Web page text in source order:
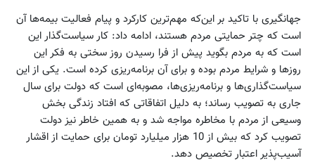
جهانگیری با تاکید بر این‌که مهم‌ترین کارکرد و پیام فعالیت بیمه‌ها آن
است که چتر حمایتی مردم هستند، ادامه داد: کار سیاست‌گذار این
است که به مردم بگوید پیش از فرا رسیدن روز سختی به فکر این
روزها و شرایط مردم بوده و برای آن برنامه‌ریزی کرده است. یکی از این
سیاست‌گذاری‌ها و برنامه‌ریزی‌ها، مصوبه‌ای است که دولت برای سال
جاری به تصویب رساند؛ به دلیل اتفاقاتی که افتاد زندگی بخش
وسیعی از مردم با مخاطره مواجه شد و به همین خاطر نیز دولت
تصویب کرد که بیش از 10 هزار میلیارد تومان برای حمایت از اقشار
آسیب‌پذیر اعتبار تخصیص دهد.